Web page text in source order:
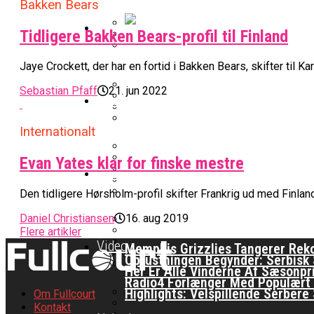
Officielt: Bakken Skal Spille
Miami Heat Smider
All-Star Guard Nærmer Sig
Memphis Grizzlies Tangerer
EuroLeague
Danskerne Imponerede Torsdag
Sølv Til Tobias Jensen: Bayern
Oprustningen Begynder:
Kvindebasketligaen
Efter ‘The Double’:
Her Er Alle Vinderne Af
Podcast
Podcast: “Med Lars Og Torben
Radio4 Forlænger Med Populært
Video
Highlights: Velspillende Serbere
Bakken Bears
Tidligere Bakken Bears-profil til Finland
Jaye Crockett, der har en fortid i Bakken Bears, skifter til
Sebastian Pfaff
21. jun 2022
Internationalt
Evan Yates klar for finske mestre
Den tidligere Hørsholm-profil skifter Frankrig ud med
Daniel Christiansen
16. aug 2019
Flere artikler
Om Fullcourt
Kontakt